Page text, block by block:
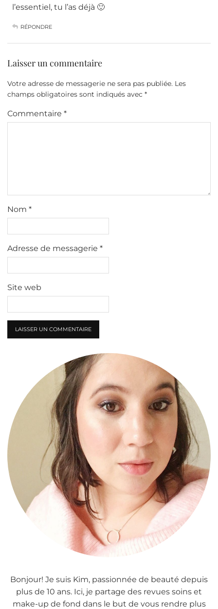
l’essentiel, tu l’as déjà 🙂
RÉPONDRE
Laisser un commentaire
Votre adresse de messagerie ne sera pas publiée. Les
champs obligatoires sont indiqués avec *
Commentaire *
Nom *
Adresse de messagerie *
Site web
Bonjour! Je suis Kim, passionnée de beauté depuis
plus de 10 ans. Ici, je partage des revues soins et
make-up de fond dans le but de vous rendre plus